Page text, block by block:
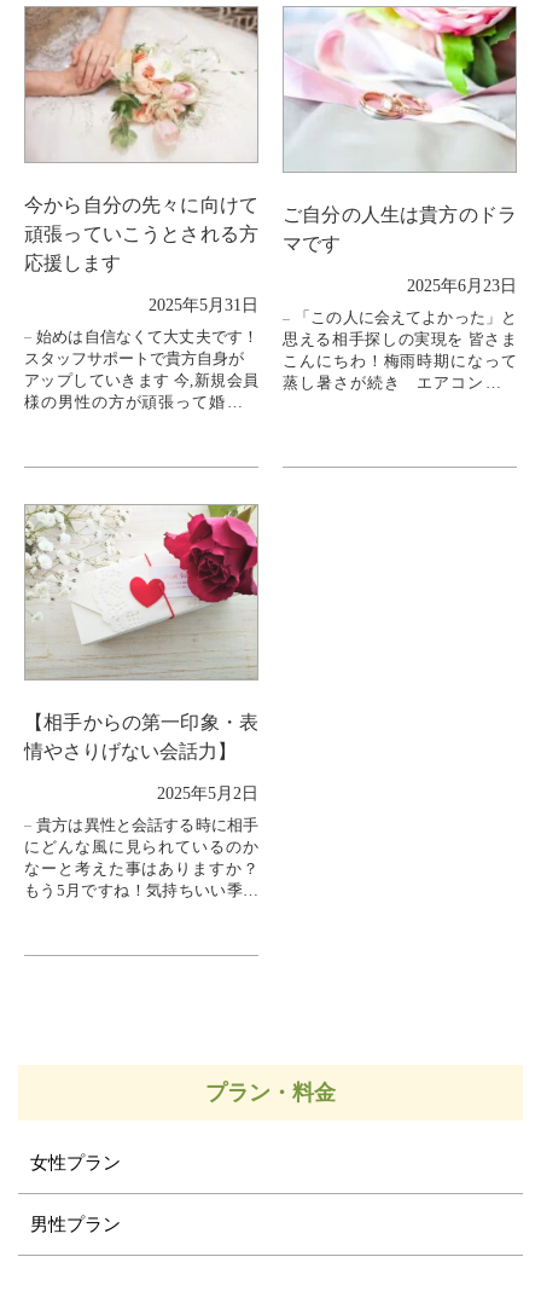
今から自分の先々に向けて
頑張っていこうとされる方
応援します
2025年5月31日
始めは自信なくて大丈夫です！
スタッフサポートで貴方自身が
アップしていきます 今,新規会員
様の男性の方が頑張って婚活さ
して頂け、もう...
ご自分の人生は貴方のドラ
マです
2025年6月23日
「この人に会えてよかった」と
思える相手探しの実現を 皆さま
こんにちわ！梅雨時期になって
蒸し暑さが続き エアコンがか
【相手からの第一印象・表
情やさりげない会話力】
2025年5月2日
貴方は異性と会話する時に相手
にどんな風に見られているのか
なーと考えた事はありますか？
もう5月ですね！気持ちいい季節
のでは❔と感じますが
プラン・料金
女性プラン
男性プラン